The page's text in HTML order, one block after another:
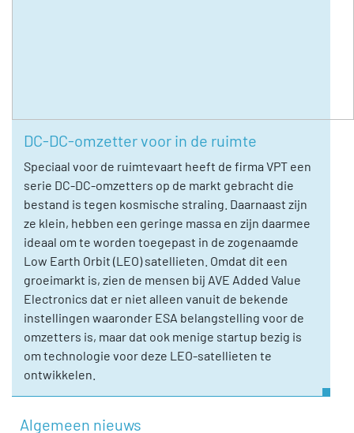
DC-DC-omzetter voor in de ruimte
Speciaal voor de ruimtevaart heeft de firma VPT een
serie DC-DC-omzetters op de markt gebracht die
bestand is tegen kosmische straling. Daarnaast zijn
ze klein, hebben een geringe massa en zijn daarmee
ideaal om te worden toegepast in de zogenaamde
Low Earth Orbit (LEO) satellieten. Omdat dit een
groeimarkt is, zien de mensen bij AVE Added Value
Electronics dat er niet alleen vanuit de bekende
instellingen waaronder ESA belangstelling voor de
omzetters is, maar dat ook menige startup bezig is
om technologie voor deze LEO-satellieten te
ontwikkelen.
Algemeen nieuws